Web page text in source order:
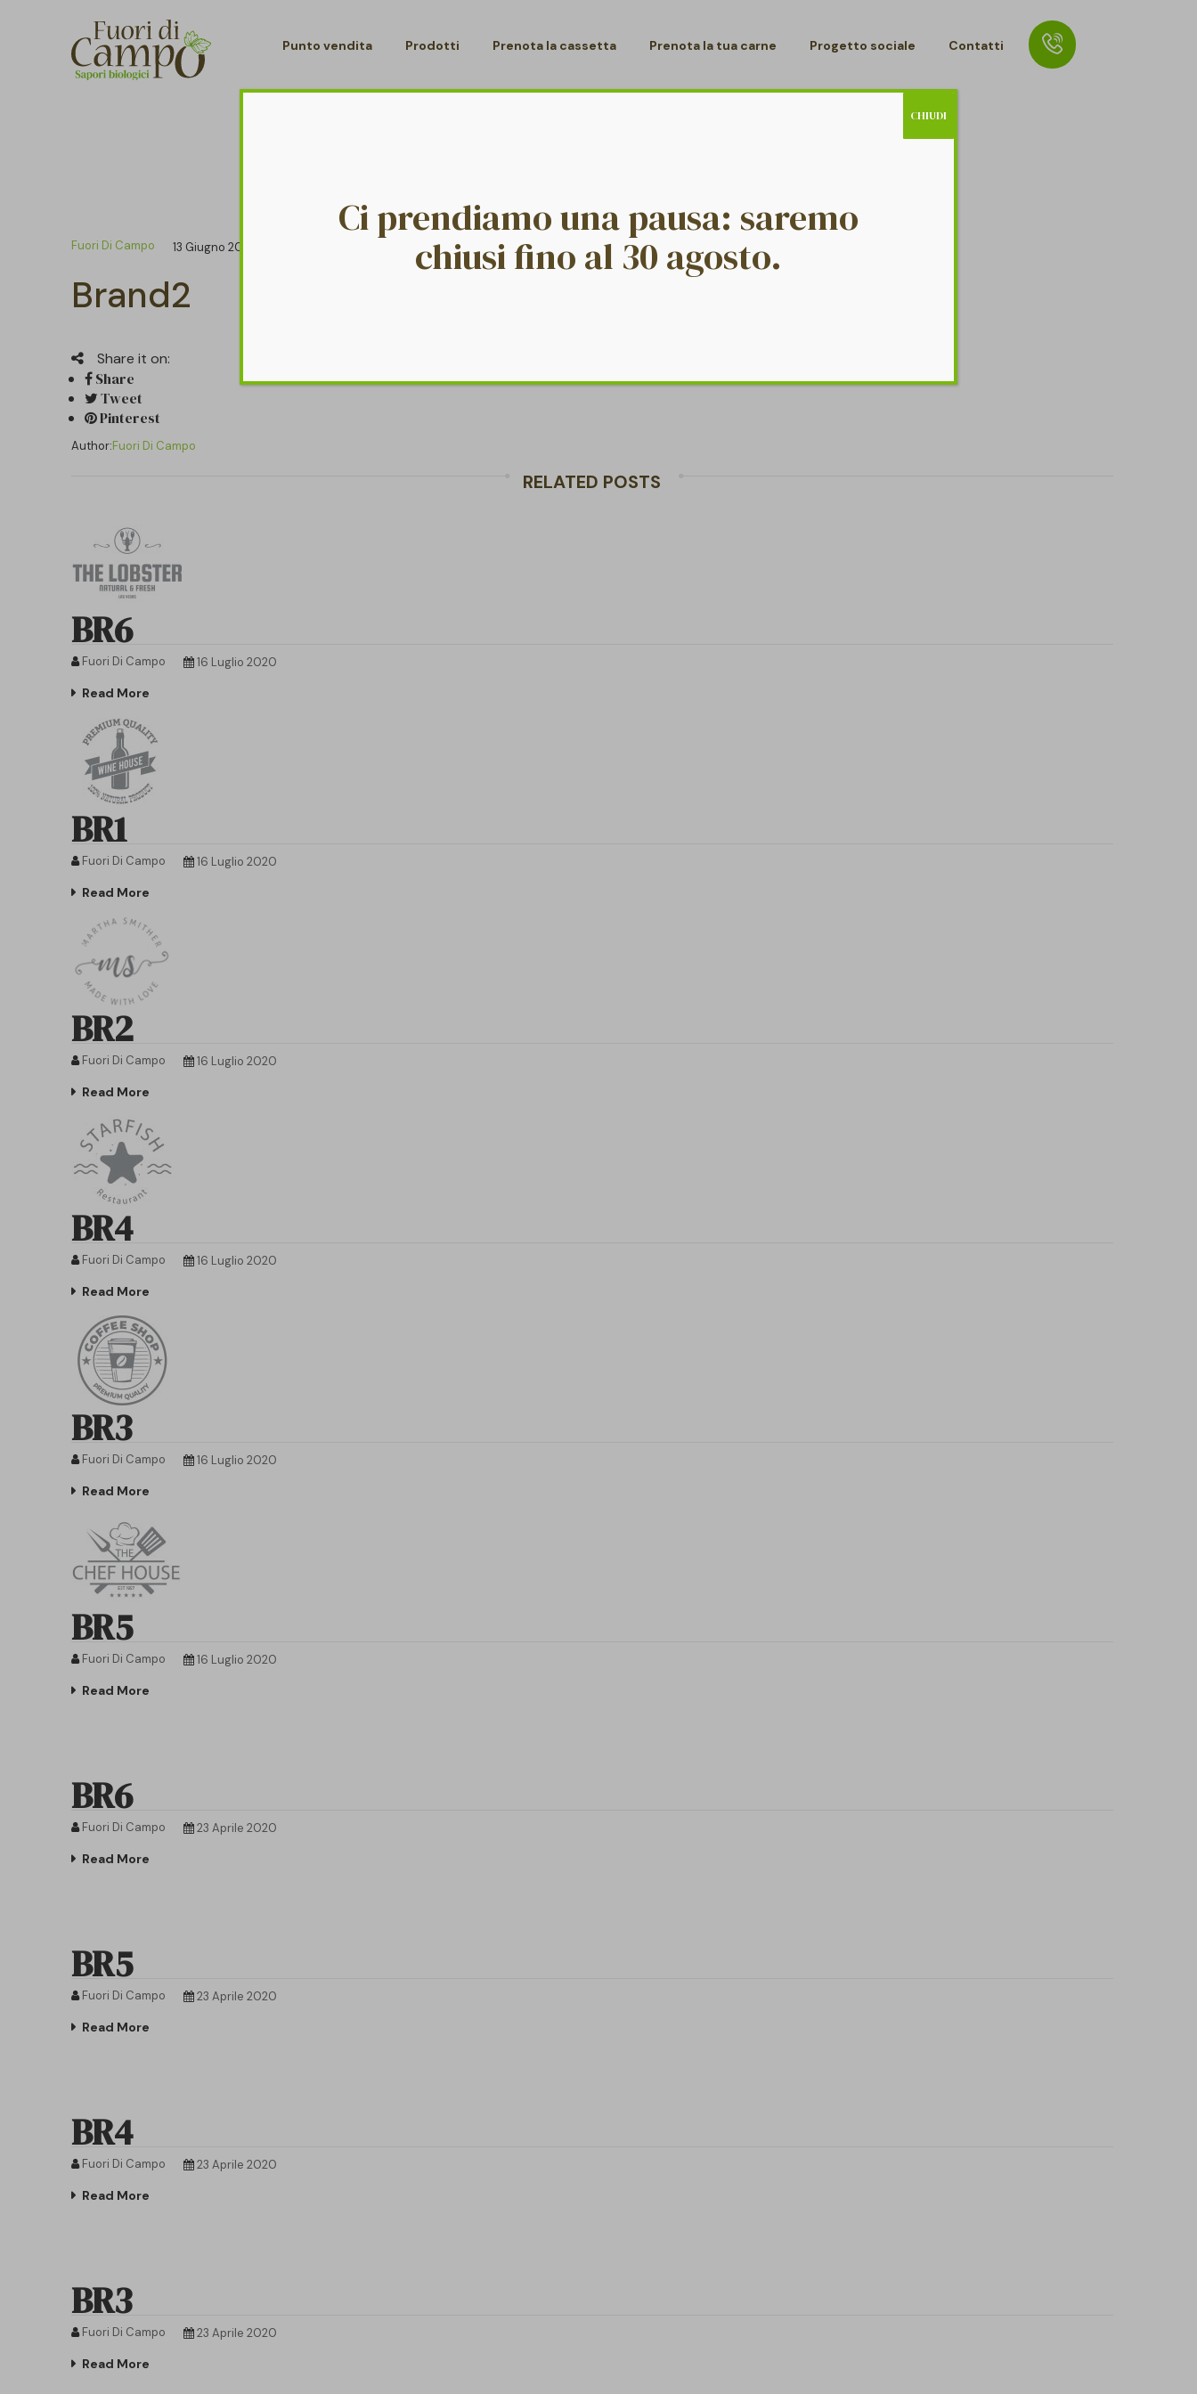
Punto vendita Prodotti Prenota la cassetta Prenota la tua carne Progetto sociale Contatti
Fuori Di Campo 13 Giugno 2017
Brand2
Share it on:
Share
Tweet
Pinterest
Author:Fuori Di Campo
RELATED POSTS
BR6
Fuori Di Campo 16 Luglio 2020
Read More
BR1
Fuori Di Campo 16 Luglio 2020
Read More
BR2
Fuori Di Campo 16 Luglio 2020
Read More
BR4
Fuori Di Campo 16 Luglio 2020
Read More
BR3
Fuori Di Campo 16 Luglio 2020
Read More
BR5
Fuori Di Campo 16 Luglio 2020
Read More
BR6
Fuori Di Campo 23 Aprile 2020
Read More
BR5
Fuori Di Campo 23 Aprile 2020
Read More
BR4
Fuori Di Campo 23 Aprile 2020
Read More
BR3
Fuori Di Campo 23 Aprile 2020
Read More
Ci prendiamo una pausa: saremo
chiusi fino al 30 agosto.
CHIUDI